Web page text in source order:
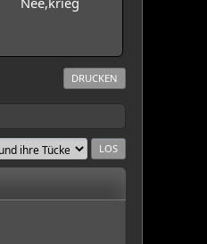
DRUCKEN